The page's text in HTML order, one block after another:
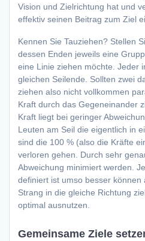
Vision und Zielrichtung hat und
effektiv seinen Beitrag zum Ziel
Kennen Sie Tauziehen? Stellen
dessen Enden jeweils eine
eine Linie ziehen möchte. Jeder
gleichen Seilende. Sollten zwei
ziehen also nicht vollkommen
Kraft durch das Gegeneinander
Kraft liegt bei geringer
Leuten am Seil die eigentlich in
sind die 100 % (also die Kräfte
verloren gehen. Durch sehr
Abweichung minimiert werden.
definiert ist umso besser können
Strang in die gleiche Richtung
optimal ausnutzen.
Gemeinsame Ziele